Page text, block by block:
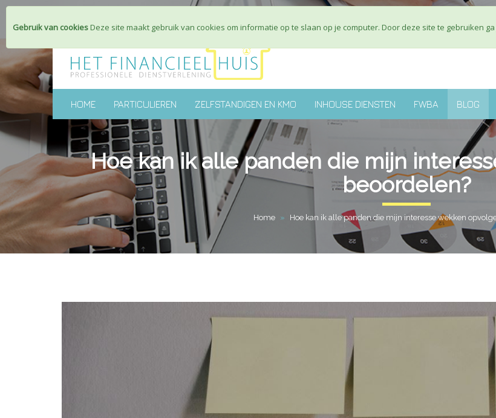
HOME PARTICULIEREN ZELFSTANDIGEN EN KMO INHOUSE DIENSTEN FWBA BLOG
Hoe kan ik alle panden die mijn
beoordelen?
Home » Hoe kan ik alle panden die mijn interesse wekken
Gebruik van cookiesDeze site maakt gebruik van cookies om informatie op te slaan op je computer. Door deze site te gebruiken